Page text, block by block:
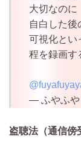
大切なのに
自白した後
可視化とい
程を録画す
— ふやふや
盗聴法（通信傍